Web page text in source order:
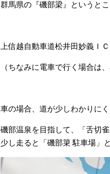
群馬県の『磯部梁』というとこ
上信越自動車道松井田妙義Ｉ
（ちなみに電車で行く場合は
車の場合、道が少しわかりにく
磯部温泉を目指して、「舌切
少し走ると「磯部簗 駐車場」